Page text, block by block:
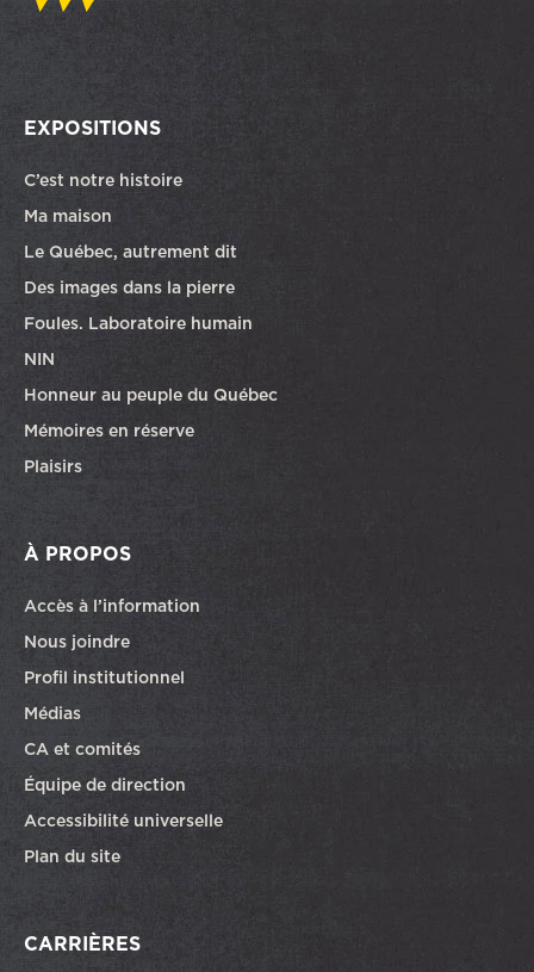
EXPOSITIONS
C’est notre histoire
Ma maison
Le Québec, autrement dit
Des images dans la pierre
Foules. Laboratoire humain
NIN
Honneur au peuple du Québec
Mémoires en réserve
Plaisirs
À PROPOS
Accès à l’information
Nous joindre
Profil institutionnel
Médias
CA et comités
Équipe de direction
Accessibilité universelle
Plan du site
CARRIÈRES